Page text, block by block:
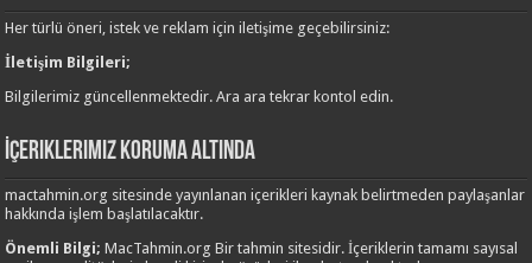
Her türlü öneri, istek ve reklam için iletişime geçebilirsiniz:
İletişim Bilgileri;
Bilgilerimiz güncellenmektedir. Ara ara tekrar kontol edin.
İçeriklerimiz Koruma Altında
mactahmin.org sitesinde yayınlanan içerikleri kaynak belirtmeden paylaşanlar
hakkında işlem başlatılacaktır.
Önemli Bilgi;MacTahmin.org Bir tahmin sitesidir. İçeriklerin tamamı sayısal